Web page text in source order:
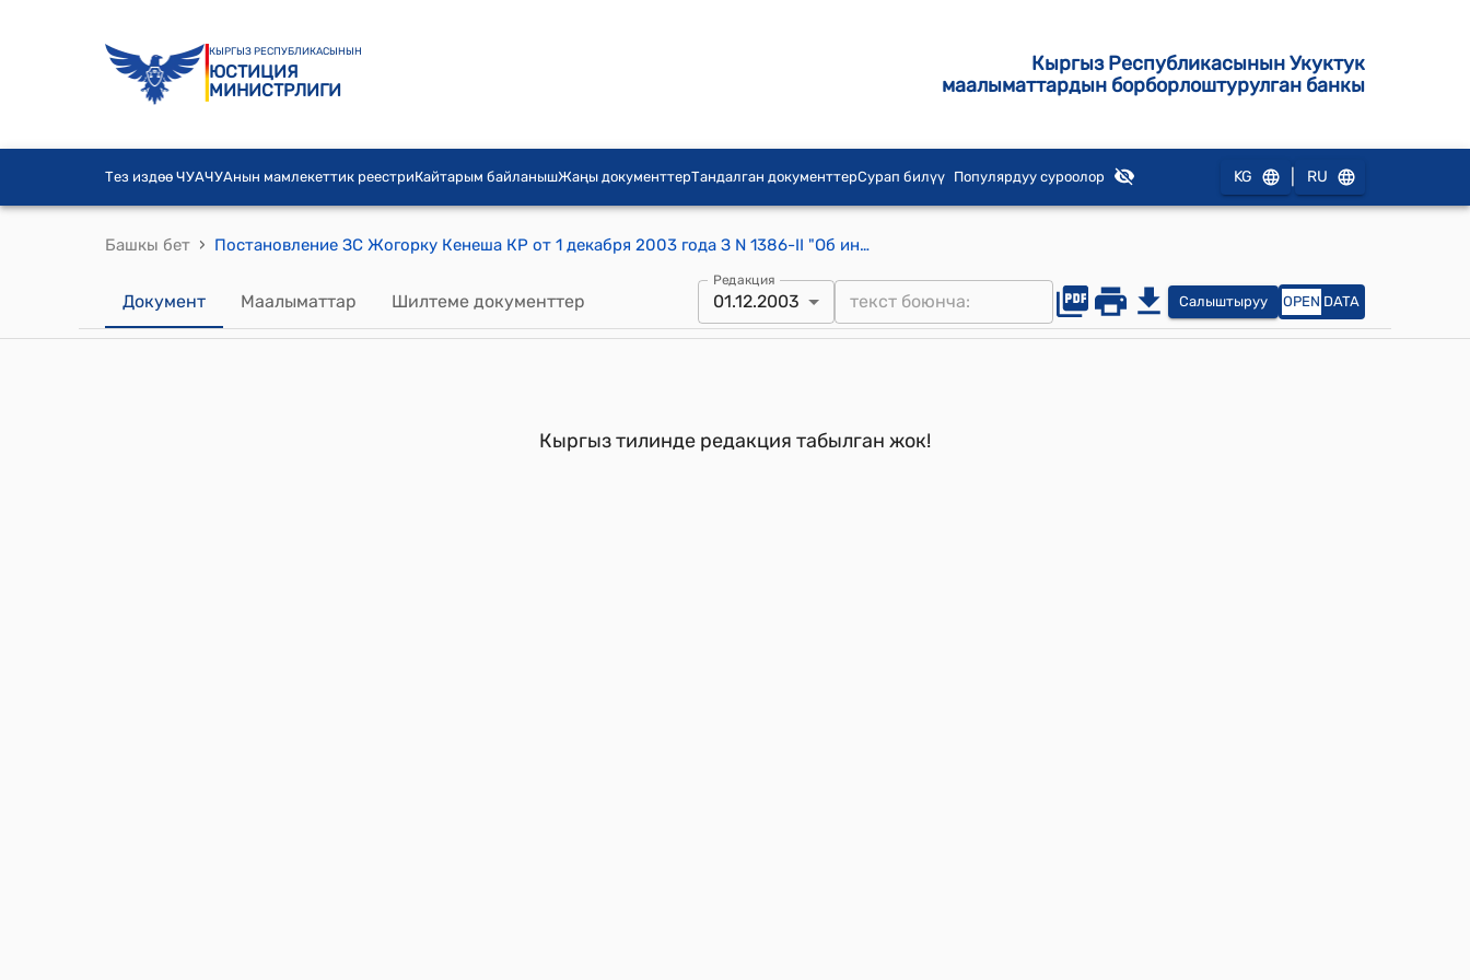
КЫРГЫЗ РЕСПУБЛИКАСЫНЫН
ЮСТИЦИЯ
МИНИСТРЛИГИ
Кыргыз Республикасынын Укуктук
маалыматтардын борборлоштурулган банкы
Тез издөө ЧУАЧУАнын мамлекеттик реестриКайтарым байланышЖаңы документтерТандалган документтерСурап билүү Популярдуу суроолор KG RU
Башкы бет › Постановление ЗС Жогорку Кенеша КР от 1 декабря 2003 года З N 1386-II "Об информации Правительства Кыргызской Республики о ходе подготовки к отопительному сезону 2003-2004 годов и топливно-энергетическом обеспечении населения"
Документ Маалыматтар Шилтеме документтер
Редакция
01.12.2003 Салыштыруу OPEN DATA
Кыргыз тилинде редакция табылган жок!